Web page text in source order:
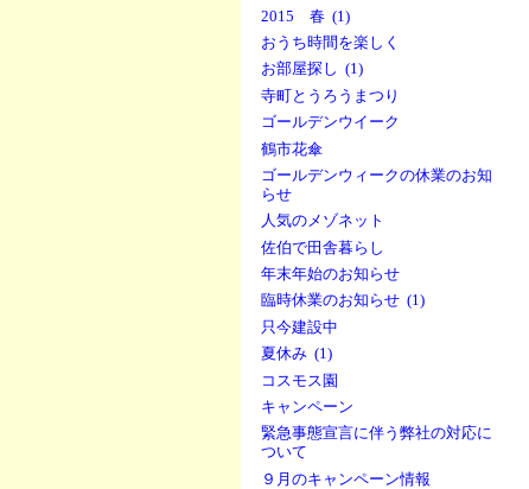
2015 春 (1)
おうち時間を楽しく
お部屋探し (1)
寺町とうろうまつり
ゴールデンウイーク
鶴市花傘
ゴールデンウィークの休業のお知
らせ
人気のメゾネット
佐伯で田舎暮らし
年末年始のお知らせ
臨時休業のお知らせ (1)
只今建設中
夏休み (1)
コスモス園
キャンペーン
緊急事態宣言に伴う弊社の対応に
ついて
９月のキャンペーン情報